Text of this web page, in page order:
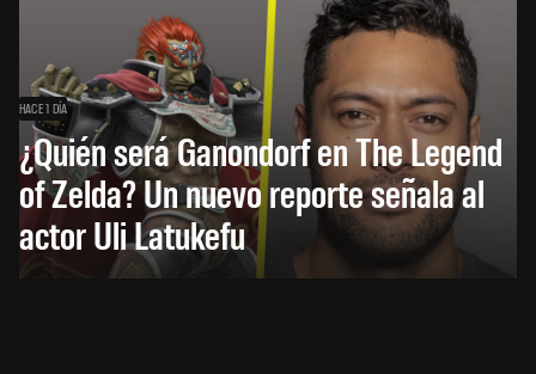
HACE 1 DÍA
¿Quién será Ganondorf en The Legend
of Zelda? Un nuevo reporte señala al
actor Uli Latukefu